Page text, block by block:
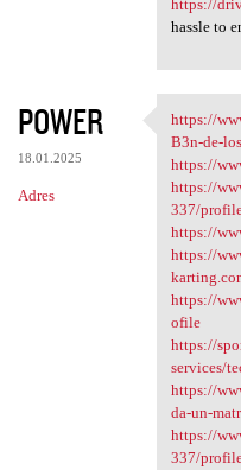
https://
hassle to
POWER
18.01.2025
Adres
https://
https://
B3n-de-
https://
https://
337/
https://
https://
https://
ofile
https://
services/
https://
da-un-
https://
337/